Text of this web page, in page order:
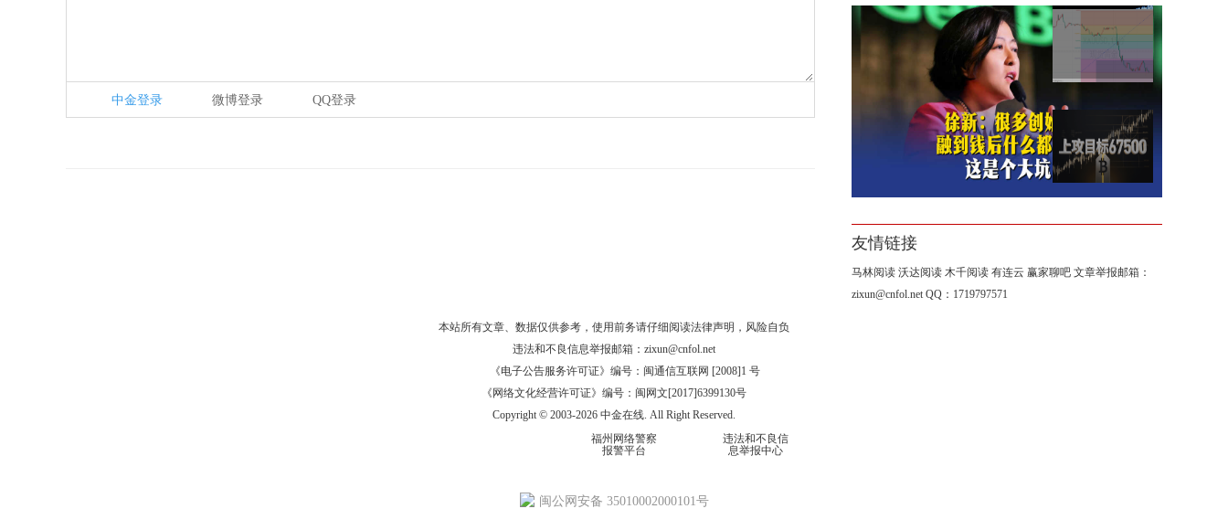
中金登录 微博登录 QQ登录
徐新：研究大模型像炼丹一
样，经验和感觉也很重要
黄金市场避险大阳逢低做多
8月10日-比特币本周继续上
行，67500这个位置我一直在盯
友情链接
马林阅读 沃达阅读 木千阅读 有连云 赢家聊吧 文章举报邮箱：
zixun@cnfol.net QQ：1719797571
本站所有文章、数据仅供参考，使用前务请仔细阅读法律声明 ，风险自负
违法和不良信息举报邮箱： zixun@cnfol.net
《电子公告服务许可证》编号：闽通信互联网 [2008]1 号
《网络文化经营许可证》编号：闽网文[2017]6399130号
Copyright © 2003-2026 中金在线. All Right Reserved.
福州网络警察
报警平台
违法和不良信
息举报中心
闽公网安备 35010002000101号